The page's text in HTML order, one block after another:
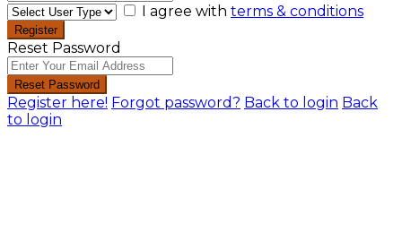
I agree with terms & conditions
Register
Reset Password
Reset Password
Register here! Forgot password? Back to login Back
to login